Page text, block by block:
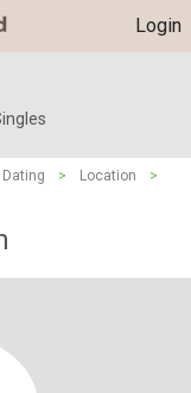
Login
Dating > Location
>